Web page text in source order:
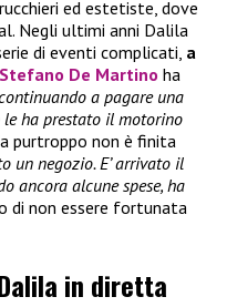
ed estetiste, dove
Negli ultimi anni Dalila
di eventi complicati, a
Stefano De Martino ha
a pagare una
ha prestato il motorino
purtroppo non è finita
un negozio. E’ arrivato il
ancora alcune spese, ha
di non essere fortunata
in diretta